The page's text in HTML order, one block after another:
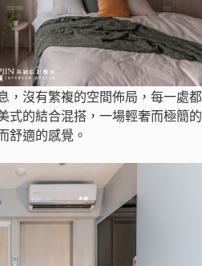
，沒有繁複的空間佈局，每一處都
式的結合混搭，一場輕奢而極簡的
舒適的感覺。